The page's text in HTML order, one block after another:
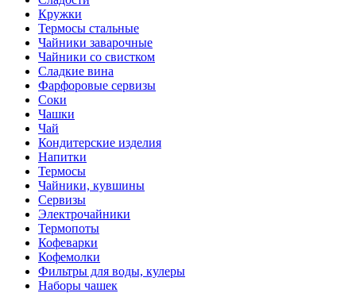
Кружки
Термосы стальные
Чайники заварочные
Чайники со свистком
Сладкие вина
Фарфоровые сервизы
Соки
Чашки
Чай
Кондитерские изделия
Напитки
Термосы
Чайники, кувшины
Сервизы
Электрочайники
Термопоты
Кофеварки
Кофемолки
Фильтры для воды, кулеры
Наборы чашек